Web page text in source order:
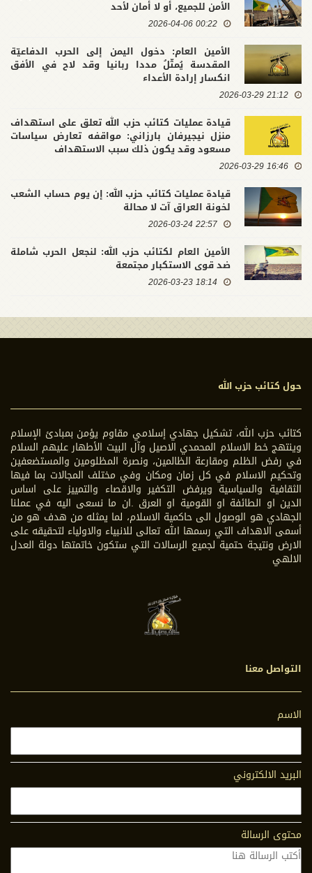
الأمن للجميع، أو لا أمان لأحد
00:22 2026-04-06
الأمين العام: دخول اليمن إلى الحرب الدفاعيّة
المقدسة يُمثّلُ مددا ربانيا وقد لاح في الأفق
انكسار إرادة الأعداء
21:12 2026-03-29
قيادة عمليات كتائب حزب الله تعلق على استهداف
منزل نيجيرفان بارزاني: مواقفه تعارض سياسات
مسعود وقد يكون ذلك سبب الاستهداف
16:46 2026-03-29
قيادة عمليات كتائب حزب الله: إن يوم حساب الشعب
لخونة العراق آت لا محالة
22:57 2026-03-24
الأمين العام لكتائب حزب الله: لنجعل الحرب شاملة
ضد قوى الاستكبار مجتمعة
18:14 2026-03-23
حول كتائب حزب الله
كتائب حزب الله، تشكيل جهادي إسلامي مقاوم يؤمن بمبادئ الإسلام
وينتهج خط الاسلام المحمدي الاصيل وآل البيت الأطهار عليهم السلام
في رفض الظلم ومقارعة الظالمين، ونصرة المظلومين والمستضعفين
وتحكيم الاسلام في كل زمان ومكان وفي مختلف المجالات بما فيها
الثقافية والسياسية ويرفض التكفير والاقصاء والتمييز على اساس
الدين او الطائفة او القومية او العرق .ان ما نسعى اليه في عملنا
الجهادي هو الوصول الى حاكمية الاسلام، لما يمثله من هدف هو من
أسمى الاهداف التي رسمها الله تعالى للانبياء والاولياء لتحقيقه على
الارض ونتيجة حتمية لجميع الرسالات التي ستكون خاتمتها دولة العدل
الالهي
التواصل معنا
الاسم
البريد الالكتروني
محتوى الرسالة